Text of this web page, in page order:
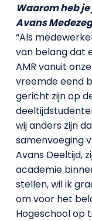
Waarom heb
Avans
“Als
van belang dat
AMR vanuit
vreemde eend
gericht zijn op
wij anders zijn
samenvoeging
Avans Deeltijd,
academie
stellen, wil ik
om voor het
Hogeschool op